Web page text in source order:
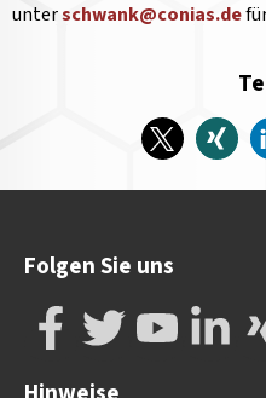
unterschwank@conias.de
Folgen Sie uns